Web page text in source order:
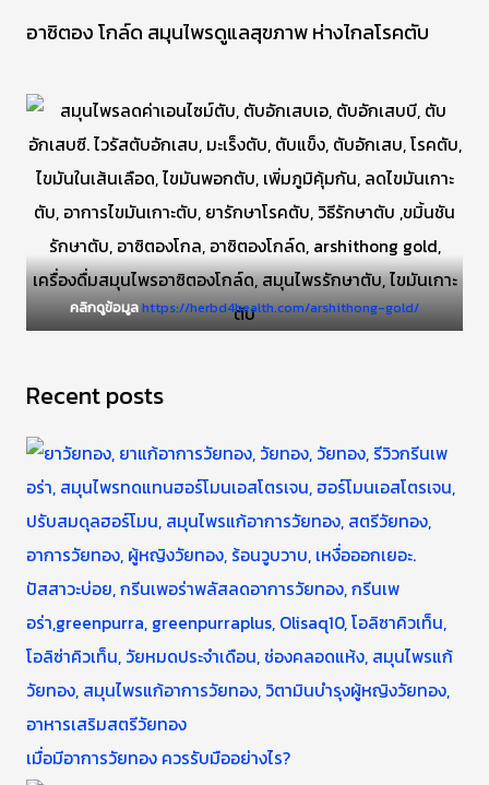
อาซิตอง โกล์ด สมุนไพรดูแลสุขภาพ ห่างไกลโรคตับ
คลิกดูข้อมูลhttps://herbd4health.com/arshithong-gold/
Recent posts
เมื่อมีอาการวัยทอง ควรรับมืออย่างไร?